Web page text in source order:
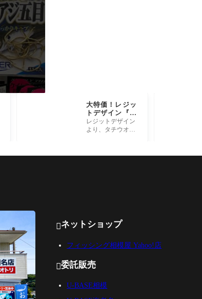
大特価！レジッ
トデザイン『SK
UADタチウオジ
ギングモデル』
レジットデザイン
より、タチウオジ
大特価となってい
ネットショップ
フィッシング相模屋 Yahoo!店
委託販売
U-BASE相模